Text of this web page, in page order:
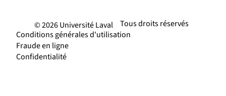
Tous droits réservés
© 2026 Université Laval
Conditions générales d'utilisation
Fraude en ligne
Confidentialité